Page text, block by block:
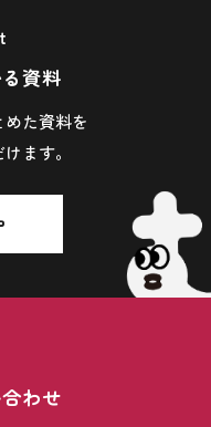
資料
た資料を
ます。
わせ